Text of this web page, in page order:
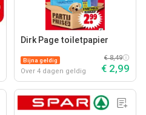
Dirk Page toiletpapier
Bijna geldig
Over 4 dagen geldig
€ 8,49
€ 2,99